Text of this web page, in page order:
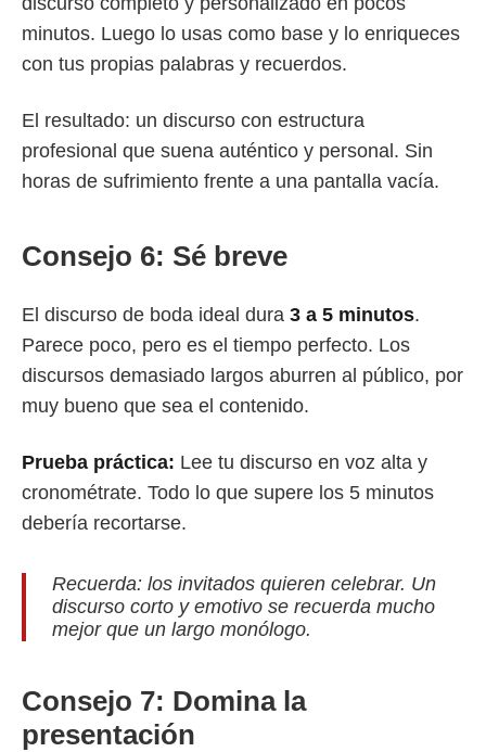
minutos. Luego lo usas como base y lo enriqueces
con tus propias palabras y recuerdos.
El resultado: un discurso con estructura
profesional que suena auténtico y personal. Sin
horas de sufrimiento frente a una pantalla vacía.
Consejo 6: Sé breve
El discurso de boda ideal dura 3 a 5 minutos.
Parece poco, pero es el tiempo perfecto. Los
discursos demasiado largos aburren al público, por
muy bueno que sea el contenido.
Prueba práctica: Lee tu discurso en voz alta y
cronométrate. Todo lo que supere los 5 minutos
debería recortarse.
Recuerda: los invitados quieren celebrar. Un
discurso corto y emotivo se recuerda mucho
mejor que un largo monólogo.
Consejo 7: Domina la
presentación